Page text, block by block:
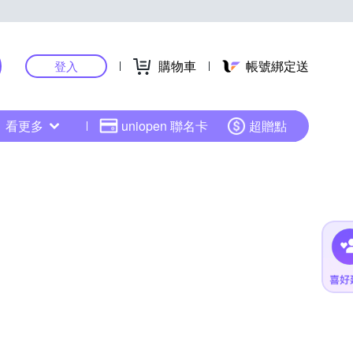
登入 購物車 帳號綁定送
看更多 uniopen 聯名卡 超贈點